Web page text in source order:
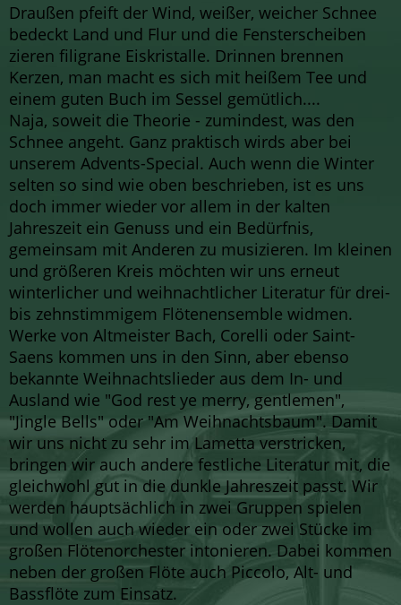
Draußen pfeift der Wind, weißer, weicher Schnee
bedeckt Land und Flur und die Fensterscheiben
zieren filigrane Eiskristalle. Drinnen brennen
Kerzen, man macht es sich mit heißem Tee und
einem guten Buch im Sessel gemütlich....
Naja, soweit die Theorie - zumindest, was den
Schnee angeht. Ganz praktisch wirds aber bei
unserem Advents-Special. Auch wenn die Winter
selten so sind wie oben beschrieben, ist es uns
doch immer wieder vor allem in der kalten
Jahreszeit ein Genuss und ein Bedürfnis,
gemeinsam mit Anderen zu musizieren. Im kleinen
und größeren Kreis möchten wir uns erneut
winterlicher und weihnachtlicher Literatur für drei-
bis zehnstimmigem Flötenensemble widmen.
Werke von Altmeister Bach, Corelli oder Saint-
Saens kommen uns in den Sinn, aber ebenso
bekannte Weihnachtslieder aus dem In- und
Ausland wie "God rest ye merry, gentlemen",
"Jingle Bells" oder "Am Weihnachtsbaum". Damit
wir uns nicht zu sehr im Lametta verstricken,
bringen wir auch andere festliche Literatur mit, die
gleichwohl gut in die dunkle Jahreszeit passt. Wir
werden hauptsächlich in zwei Gruppen spielen
und wollen auch wieder ein oder zwei Stücke im
großen Flötenorchester intonieren. Dabei kommen
neben der großen Flöte auch Piccolo, Alt- und
Bassflöte zum Einsatz.